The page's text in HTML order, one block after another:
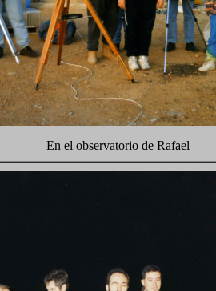
En el observatorio de Rafael